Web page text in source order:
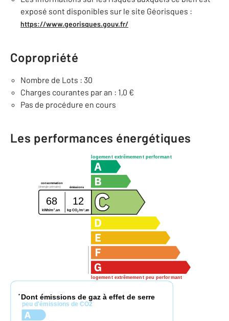
exposé sont disponibles sur le site Géorisques :
https://www.georisques.gouv.fr/
Copropriété
Nombre de Lots : 30
Charges courantes par an : 1,0 €
Pas de procédure en cours
Les performances énergétiques
logement extrêmement performant
logement extrêmement peu performant
consommation
émissions
(énergie primaire)
68 12
kWh/m 2 .an kg CO2/m2.an
* Dont émissions de gaz à effet de serre
peu d'émissions de CO2